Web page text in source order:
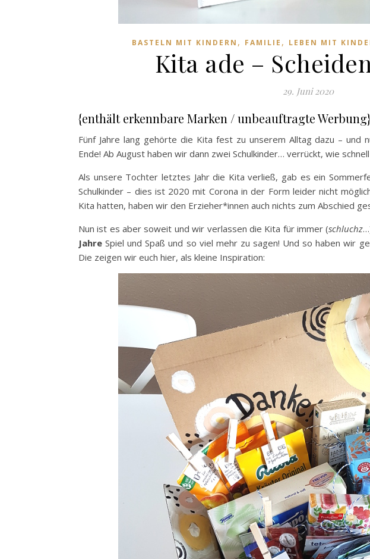
BASTELN MIT KINDERN , FAMILIE , LEBEN MIT
Kita ade –
29. Juni 2020
{enthält erkennbare Marken / unbeauftragte Werbung}
Fünf Jahre lang gehörte die Kita fest zu unserem Alltag dazu – und
Ende! Ab August haben wir dann zwei Schulkinder… verrückt, wie
Als unsere Tochter letztes Jahr die Kita verließ, gab es ein
Schulkinder – dies ist 2020 mit Corona in der Form leider nicht
Kita hatten, haben wir den Erzieher*innen auch nichts zum Abschied
Nun ist es aber soweit und wir verlassen die Kita für immer (schluchz
Jahre Spiel und Spaß und so viel mehr zu sagen! Und so haben wir
Die zeigen wir euch hier, als kleine Inspiration: